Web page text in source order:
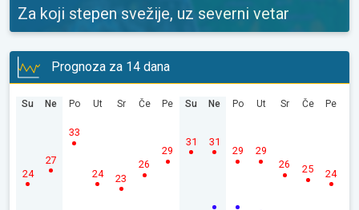
Za koji stepen svežije, uz severni vetar
Prognoza za 14 dana
Su
24
Ne
27
Po
33
Ut
24
Sr
23
Če
26
Pe
29
Su
31
Ne
31
Po
29
Ut
29
Sr
26
Če
25
Pe
24